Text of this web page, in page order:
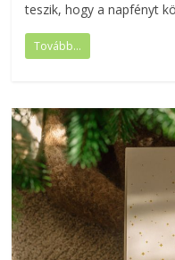
teszik, hogy a napfényt
Tovább...